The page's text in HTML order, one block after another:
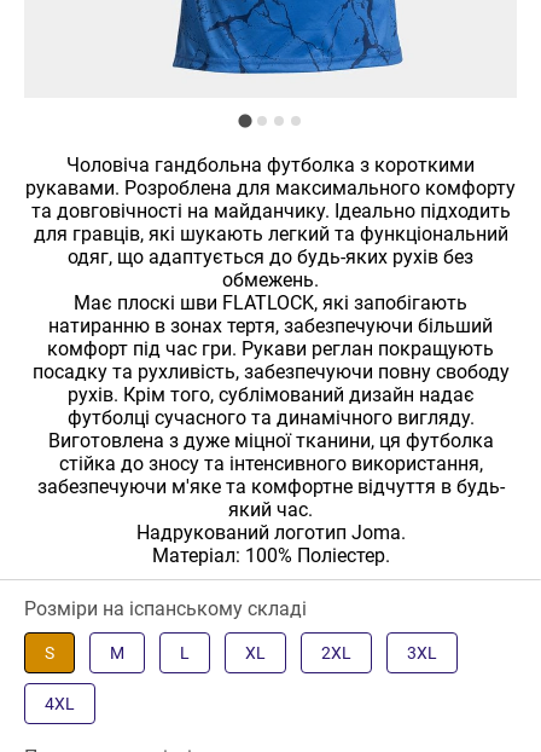
Чоловіча гандбольна футболка з короткими
рукавами. Розроблена для максимального комфорту
та довговічності на майданчику. Ідеально підходить
для гравців, які шукають легкий та функціональний
одяг, що адаптується до будь-яких рухів без
обмежень.
Має плоскі шви FLATLOCK, які запобігають
натиранню в зонах тертя, забезпечуючи більший
комфорт під час гри. Рукави реглан покращують
посадку та рухливість, забезпечуючи повну свободу
рухів. Крім того, сублімований дизайн надає
футболці сучасного та динамічного вигляду.
Виготовлена ​​з дуже міцної тканини, ця футболка
стійка до зносу та інтенсивного використання,
забезпечуючи м'яке та комфортне відчуття в будь-
який час.
Надрукований логотип Joma.
Матеріал: 100% Поліестер.
Розміри на іспанському складі
S M L XL 2XL 3XL
4XL